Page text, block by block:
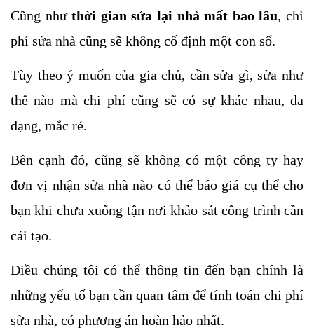
Cũng như thời gian sửa lại nhà mất bao lâu, chi
phí sửa nhà cũng sẽ không cố định một con số.
Tùy theo ý muốn của gia chủ, cần sửa gì, sửa như
thế nào mà chi phí cũng sẽ có sự khác nhau, đa
dạng, mắc rẻ.
Bên cạnh đó, cũng sẽ không có một công ty hay
đơn vị nhận sửa nhà nào có thể báo giá cụ thể cho
bạn khi chưa xuống tận nơi khảo sát công trình cần
cải tạo.
Điều chúng tôi có thể thông tin đến bạn chính là
những yếu tố bạn cần quan tâm để tính toán chi phí
sửa nhà, có phương án hoàn hảo nhất.